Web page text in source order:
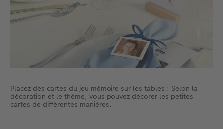
Placez des cartes du jeu mémoire sur les tables : Selon la
décoration et le thème, vous pouvez décorer les petites
cartes de différentes manières.